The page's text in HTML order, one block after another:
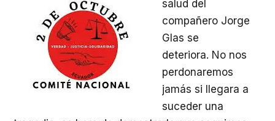
salud del
compañero Jorge
Glas se
deteriora. No nos
perdonaremos
jamás si llegara a
suceder una